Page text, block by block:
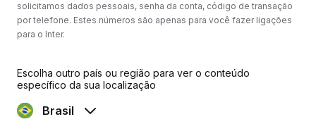
solicitamos dados pessoais, senha da conta, código de transação
por telefone. Estes números são apenas para você fazer ligações
para o Inter.
Escolha outro país ou região para ver o conteúdo
específico da sua localização
Brasil